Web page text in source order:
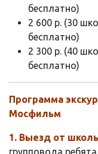
бесплатно)
2 600 р. (30
бесплатно)
2 300 р. (40
бесплатно)
Программа
Мосфильм
1. Выезд от
групповода